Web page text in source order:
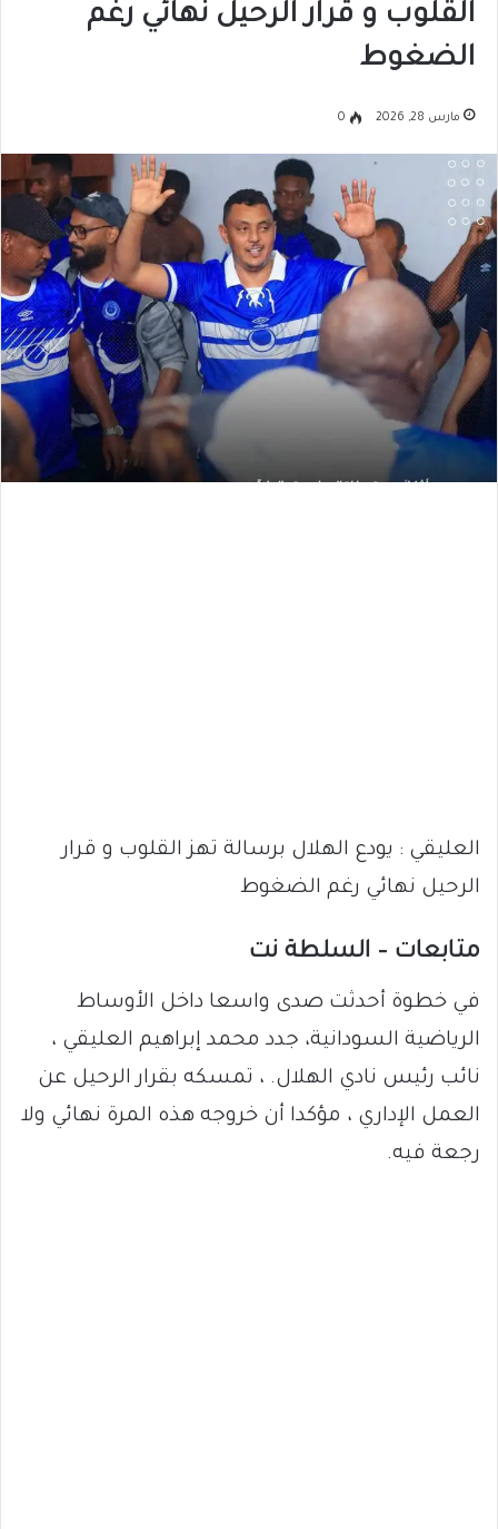
القلوب و قرار الرحيل نهائي رغم
الضغوط
مارس 28, 2026 0
العليقي : يودع الهلال برسالة تهز القلوب و قرار
الرحيل نهائي رغم الضغوط
متابعات – السلطة نت
في خطوة أحدثت صدى واسعا داخل الأوساط
الرياضية السودانية، جدد محمد إبراهيم العليقي ،
نائب رئيس نادي الهلال. ، تمسكه بقرار الرحيل عن
العمل الإداري ، مؤكدا أن خروجه هذه المرة نهائي ولا
رجعة فيه.